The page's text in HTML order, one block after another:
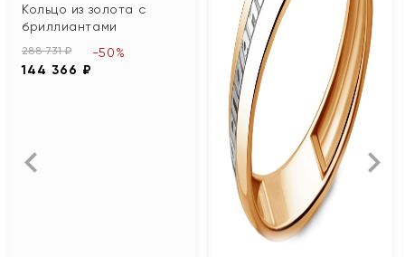
Кольцо из золота с
бриллиантами
288 731 ₽
144 366 ₽
-50%